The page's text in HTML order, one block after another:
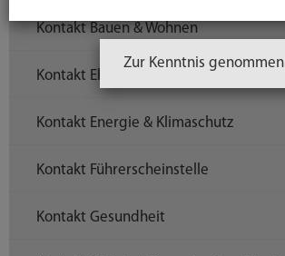
Kontakt Bauen & Wohnen
Kontakt Ehrenamtskarte
Kontakt Energie & Klimaschutz
Kontakt Führerscheinstelle
Kontakt Gesundheit
Zur Kenntnis genommen